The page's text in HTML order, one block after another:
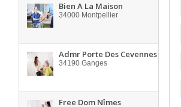
Bien A La Maison
34000 Montpellier
Admr Porte Des Cevennes
34190 Ganges
Free Dom Nîmes